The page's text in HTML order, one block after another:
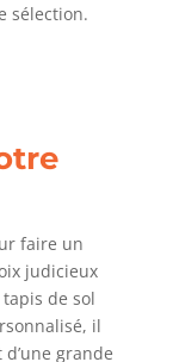
sélection.
faire un
judicieux
de sol
il
d’une grande